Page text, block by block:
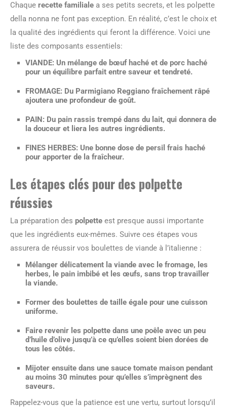
Chaque recette familiale a ses petits secrets, et les polpette
della nonna ne font pas exception. En réalité, c’est le choix et
la qualité des ingrédients qui feront la différence. Voici une
liste des composants essentiels:
VIANDE: Un mélange de bœuf haché et de porc haché
pour un équilibre parfait entre saveur et tendreté.
FROMAGE: Du Parmigiano Reggiano fraîchement râpé
ajoutera une profondeur de goût.
PAIN: Du pain rassis trempé dans du lait, qui donnera de
la douceur et liera les autres ingrédients.
FINES HERBES: Une bonne dose de persil frais haché
pour apporter de la fraîcheur.
Les étapes clés pour des polpette
réussies
La préparation des polpette est presque aussi importante
que les ingrédients eux-mêmes. Suivre ces étapes vous
assurera de réussir vos boulettes de viande à l’italienne :
Mélanger délicatement la viande avec le fromage, les
herbes, le pain imbibé et les œufs, sans trop travailler
la viande.
Former des boulettes de taille égale pour une cuisson
uniforme.
Faire revenir les polpette dans une poêle avec un peu
d’huile d’olive jusqu’à ce qu’elles soient bien dorées de
tous les côtés.
Mijoter ensuite dans une sauce tomate maison pendant
au moins 30 minutes pour qu’elles s’imprègnent des
saveurs.
Rappelez-vous que la patience est une vertu, surtout lorsqu’il